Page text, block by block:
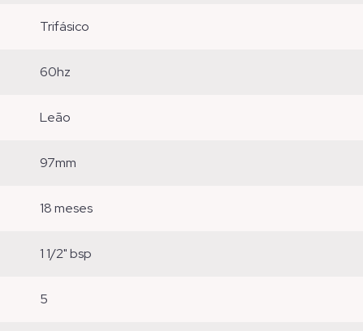
trifásico
60hz
leão
97mm
18 meses
1 1/2" bsp
5